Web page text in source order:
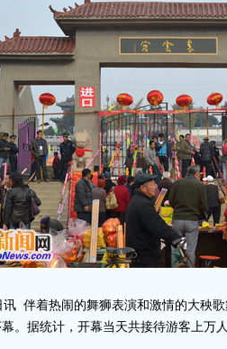
伴着热闹的舞狮表演和激情的大秧
。据统计，开幕当天共接待游客上万人